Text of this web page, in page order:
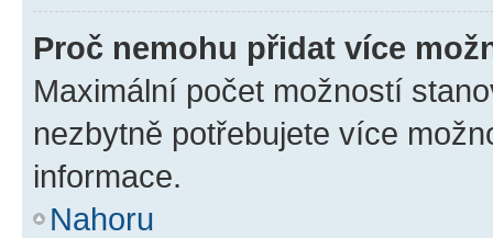
Proč nemohu přidat více
Maximální počet možností
nezbytně potřebujete více
informace.
Nahoru